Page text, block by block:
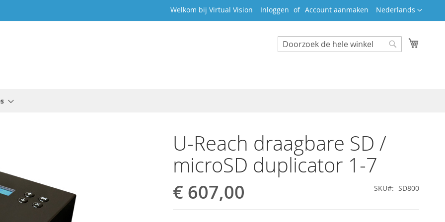
Taal
Nederlands
Welkom bij Virtual Vision Inloggen Account aanmaken
Search
U-Reach draagbare SD /
microSD duplicator 1-7
€ 607,00 SKU SD800